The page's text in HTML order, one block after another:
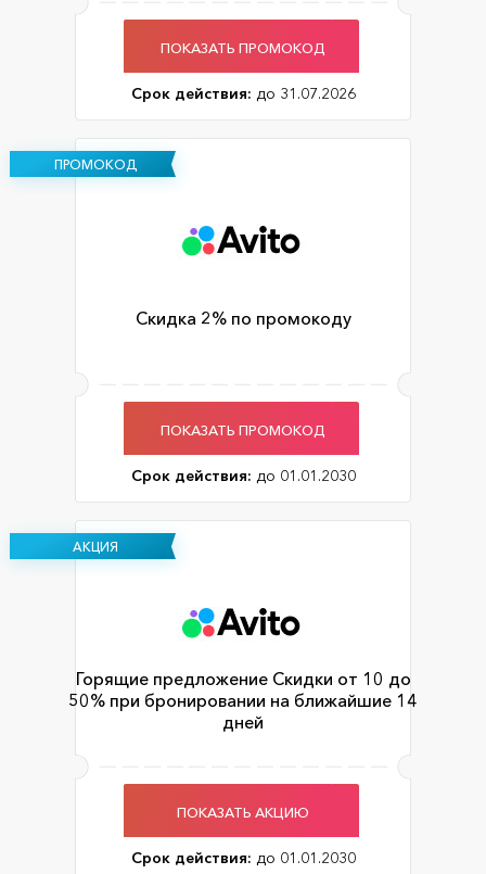
ПОКАЗАТЬ ПРОМОКОД
Срок действия: до 31.07.2026
ПРОМОКОД
Скидка 2% по промокоду
ПОКАЗАТЬ ПРОМОКОД
Срок действия: до 01.01.2030
АКЦИЯ
Горящие предложение Скидки от 10 до
50% при бронировании на ближайшие 14
дней
ПОКАЗАТЬ АКЦИЮ
Срок действия: до 01.01.2030